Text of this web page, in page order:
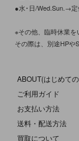
●水･日/Wed.Sun.→
※その他、臨時休業を
その際は、別途HPや
ABOUT(はじめて
ご利用ガイド
お支払い方法
送料・配送方法
買取について